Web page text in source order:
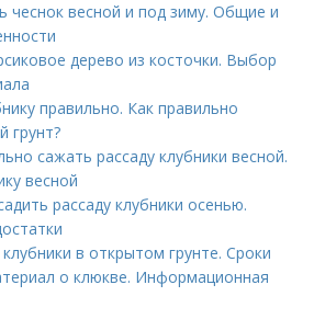
чеснок весной и под зиму. Общие и
дерево из косточки. Выбор
правильно. Как правильно
грунт?
сажать рассаду клубники весной.
весной
рассаду клубники осенью.
в открытом грунте. Сроки
о клюкве. Информационная